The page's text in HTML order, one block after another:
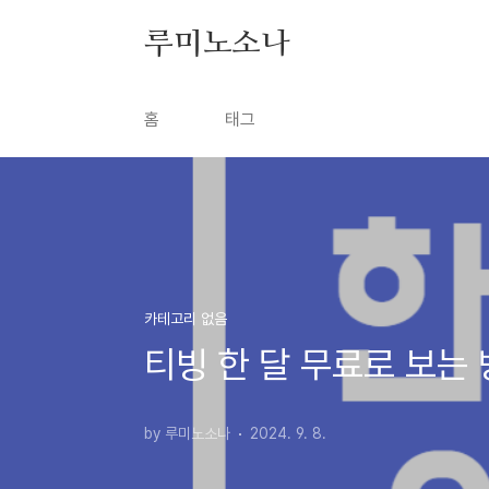
루미노소나
홈 태그
카테고리 없음
티빙 한 달 무료로 보는
by 루미노소나 2024. 9. 8.